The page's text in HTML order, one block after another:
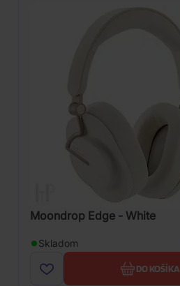
Moondrop Edge - White
Skladom
DO KOŠÍKA